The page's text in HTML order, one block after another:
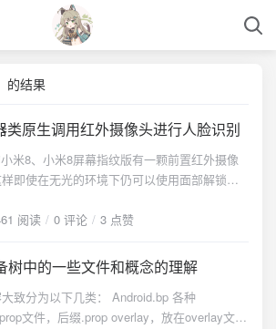
的结果
类原生调用红外摄像头进行人脸识别
米8、小米8屏幕指纹版有一颗前置红外摄像
即使在无光的环境下仍可以使用面部解锁。
使用普通的摄像头，而PixelExperience的设
像头。翻阅PixelExperience的相关设备树源
中设置了调用CameraID为5的摄像头用作人
blob/fourteen/overlay/packages/app
阅读 0 评论 3 点赞
树中的一些文件和概念的理解
下几类： Android.bp 各种
文件，后缀.prop overlay，放在overlay文件